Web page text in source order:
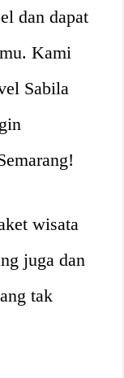
dan dapat
Kami
Sabila
wisata
juga dan
tak